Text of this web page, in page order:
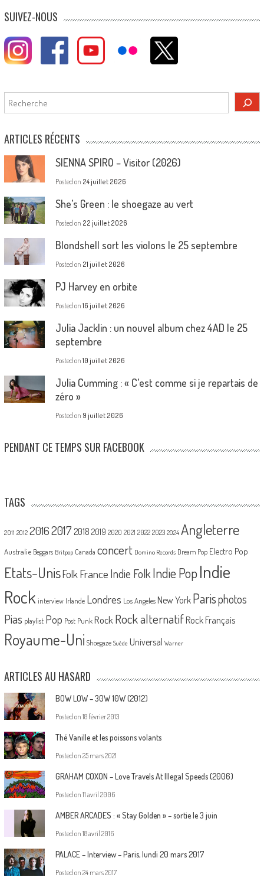
SUIVEZ-NOUS
Rechercher
ARTICLES RÉCENTS
SIENNA SPIRO – Visitor (2026)
Posted on 24 juillet 2026
She’s Green : le shoegaze au vert
Posted on 22 juillet 2026
Blondshell sort les violons le 25 septembre
Posted on 21 juillet 2026
PJ Harvey en orbite
Posted on 16 juillet 2026
Julia Jacklin : un nouvel album chez 4AD le 25
septembre
Posted on 10 juillet 2026
Julia Cumming : « C’est comme si je repartais de
zéro »
Posted on 9 juillet 2026
PENDANT CE TEMPS SUR FACEBOOK
TAGS
2011 2012 20162017 2018 2019 2020 2021 2022 2023 2024 Angleterre
Australie Beggars Britpop Canada concert Domino Records Dream Pop Electro Pop
Etats-UnisFolk France Indie FolkIndie PopIndie
Rock interview Irlande Londres Los Angeles New York Parisphotos
Pias playlist Pop Post Punk Rock Rock alternatif Rock Français
Royaume-Uni Shoegaze Suède Universal Warner
ARTICLES AU HASARD
BOW LOW – 30W 10W (2012)
Posted on 18 février 2013
Thé Vanille et les poissons volants
Posted on 25 mars 2021
GRAHAM COXON – Love Travels At Illegal Speeds (2006)
Posted on 11 avril 2006
AMBER ARCADES : « Stay Golden » – sortie le 3 juin
Posted on 18 avril 2016
PALACE – Interview – Paris, lundi 20 mars 2017
Posted on 24 mars 2017